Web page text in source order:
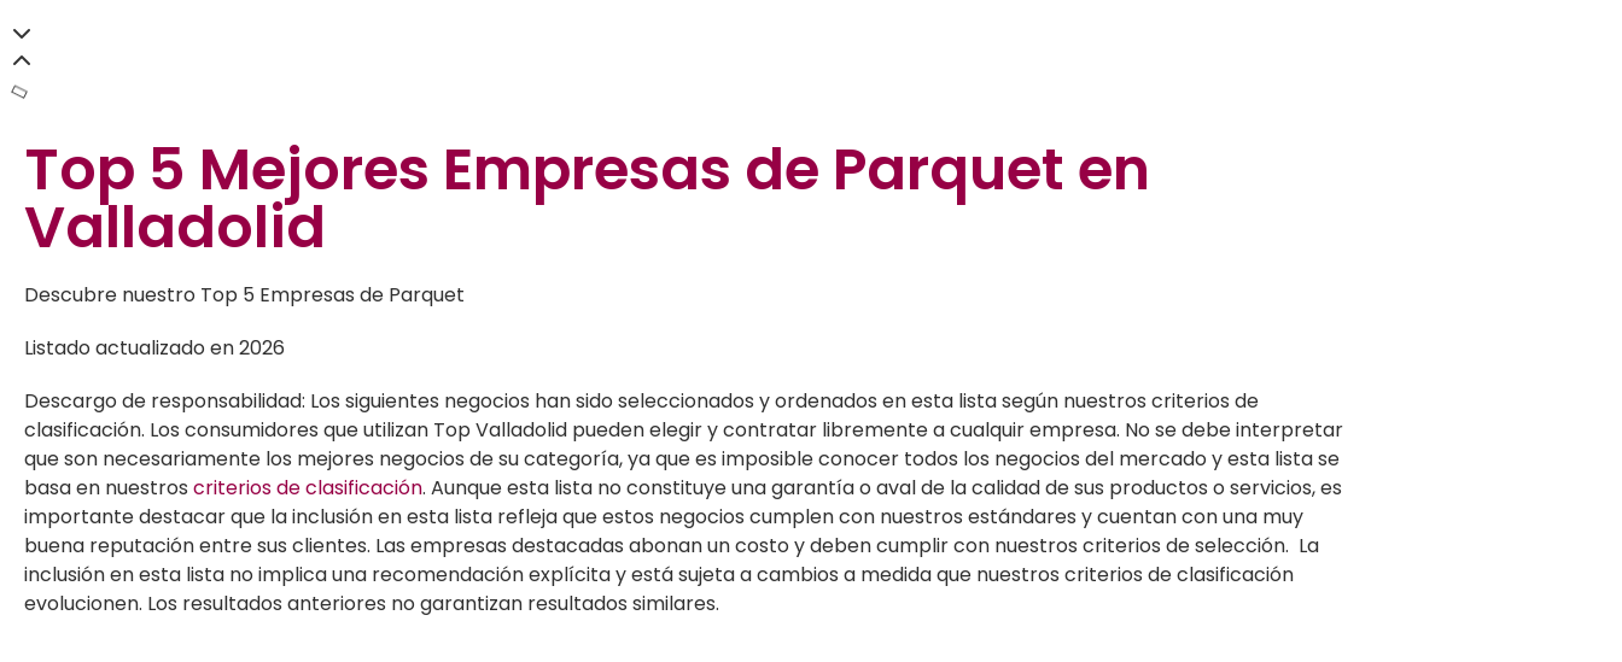
Top 5 Mejores Empresas de Parquet en
Valladolid
Descubre nuestro Top 5 Empresas de Parquet
Listado actualizado en 2026
Descargo de responsabilidad: Los siguientes negocios han sido seleccionados y ordenados en esta lista según nuestros criterios de
clasificación. Los consumidores que utilizan Top Valladolid pueden elegir y contratar libremente a cualquir empresa. No se debe interpretar
que son necesariamente los mejores negocios de su categoría, ya que es imposible conocer todos los negocios del mercado y esta lista se
basa en nuestros criterios de clasificación. Aunque esta lista no constituye una garantía o aval de la calidad de sus productos o servicios, es
importante destacar que la inclusión en esta lista refleja que estos negocios cumplen con nuestros estándares y cuentan con una muy
buena reputación entre sus clientes. Las empresas destacadas abonan un costo y deben cumplir con nuestros criterios de selección. La
inclusión en esta lista no implica una recomendación explícita y está sujeta a cambios a medida que nuestros criterios de clasificación
evolucionen. Los resultados anteriores no garantizan resultados similares.